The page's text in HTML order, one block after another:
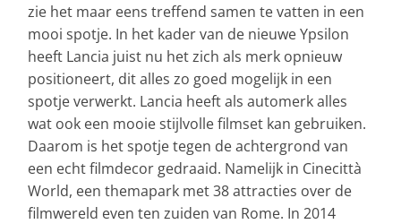
zie het maar eens treffend samen te vatten in een
mooi spotje. In het kader van de nieuwe Ypsilon
heeft Lancia juist nu het zich als merk opnieuw
positioneert, dit alles zo goed mogelijk in een
spotje verwerkt. Lancia heeft als automerk alles
wat ook een mooie stijlvolle filmset kan gebruiken.
Daarom is het spotje tegen de achtergrond van
een echt filmdecor gedraaid. Namelijk in Cinecittà
World, een themapark met 38 attracties over de
filmwereld even ten zuiden van Rome. In 2014